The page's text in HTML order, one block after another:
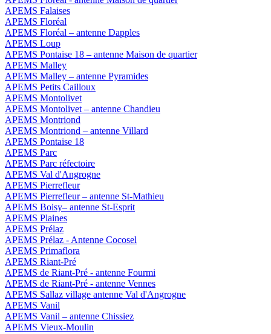
APEMS Falaises
APEMS Floréal
APEMS Floréal – antenne Dapples
APEMS Loup
APEMS Pontaise 18 – antenne Maison de quartier
APEMS Malley
APEMS Malley – antenne Pyramides
APEMS Petits Cailloux
APEMS Montolivet
APEMS Montolivet – antenne Chandieu
APEMS Montriond
APEMS Montriond – antenne Villard
APEMS Pontaise 18
APEMS Parc
APEMS Parc réfectoire
APEMS Val d'Angrogne
APEMS Pierrefleur
APEMS Pierrefleur – antenne St-Mathieu
APEMS Boisy– antenne St-Esprit
APEMS Plaines
APEMS Prélaz
APEMS Prélaz - Antenne Cocosel
APEMS Primaflora
APEMS Riant-Pré
APEMS de Riant-Pré - antenne Fourmi
APEMS de Riant-Pré - antenne Vennes
APEMS Sallaz village antenne Val d'Angrogne
APEMS Vanil
APEMS Vanil – antenne Chissiez
APEMS Vieux-Moulin